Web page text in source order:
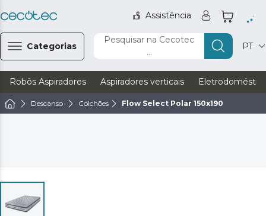
Assistência
Categorias
Pesquisar na Cecotec
...
PT
Robôs Aspiradores Aspiradores verticais
Descanso Colchões Flow Select Polar 150x190